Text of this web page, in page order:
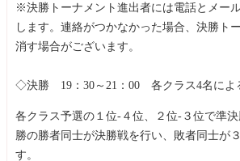
※決勝トーナメント進出者には電話とメー
します。連絡がつかなかった場合、決勝ト
消す場合がございます。
◇決勝 19：30～21：00 各クラス4名によ
各クラス予選の１位-４位、２位-３位で準
勝の勝者同士が決勝戦を行い、敗者同士が
す。